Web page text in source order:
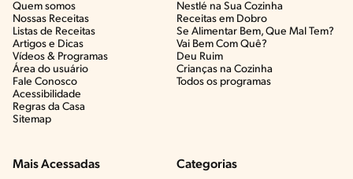
Quem somos
Nossas Receitas
Listas de Receitas​
Artigos e Dicas​
Vídeos & Programas​
Área do usuário
Fale Conosco
Acessibilidade
Regras da Casa
Sitemap
Nestlé na Sua Cozinha
Receitas em Dobro
Se Alimentar Bem, Que Mal Tem?​
Vai Bem Com Quê?​
Deu Ruim​
Crianças na Cozinha​
Todos os programas
Mais Acessadas Categorias